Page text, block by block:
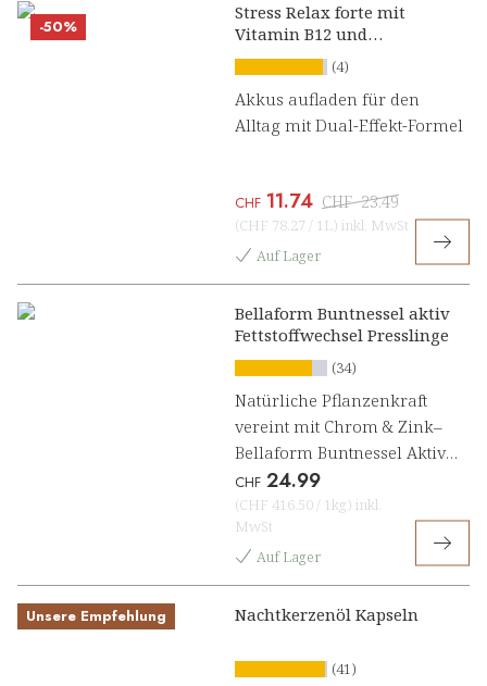
-50%
Stress Relax forte mit
Vitamin B12 und
Ashwagandha Konzentrat
(4)
Akkus aufladen für den
Alltag mit Dual-Effekt-Formel
CHF 11.74 CHF 23.49
(CHF 78.27 / 1L) inkl. MwSt
Auf Lager
Bellaform Buntnessel aktiv
Fettstoffwechsel Presslinge
(34)
Natürliche Pflanzenkraft
vereint mit Chrom & Zink–
Bellaform Buntnessel Aktiv
Fettstoffwechsel[1]
CHF 24.99
(CHF 416.50 / 1kg) inkl.
MwSt
Auf Lager
Unsere Empfehlung Nachtkerzenöl Kapseln
(41)